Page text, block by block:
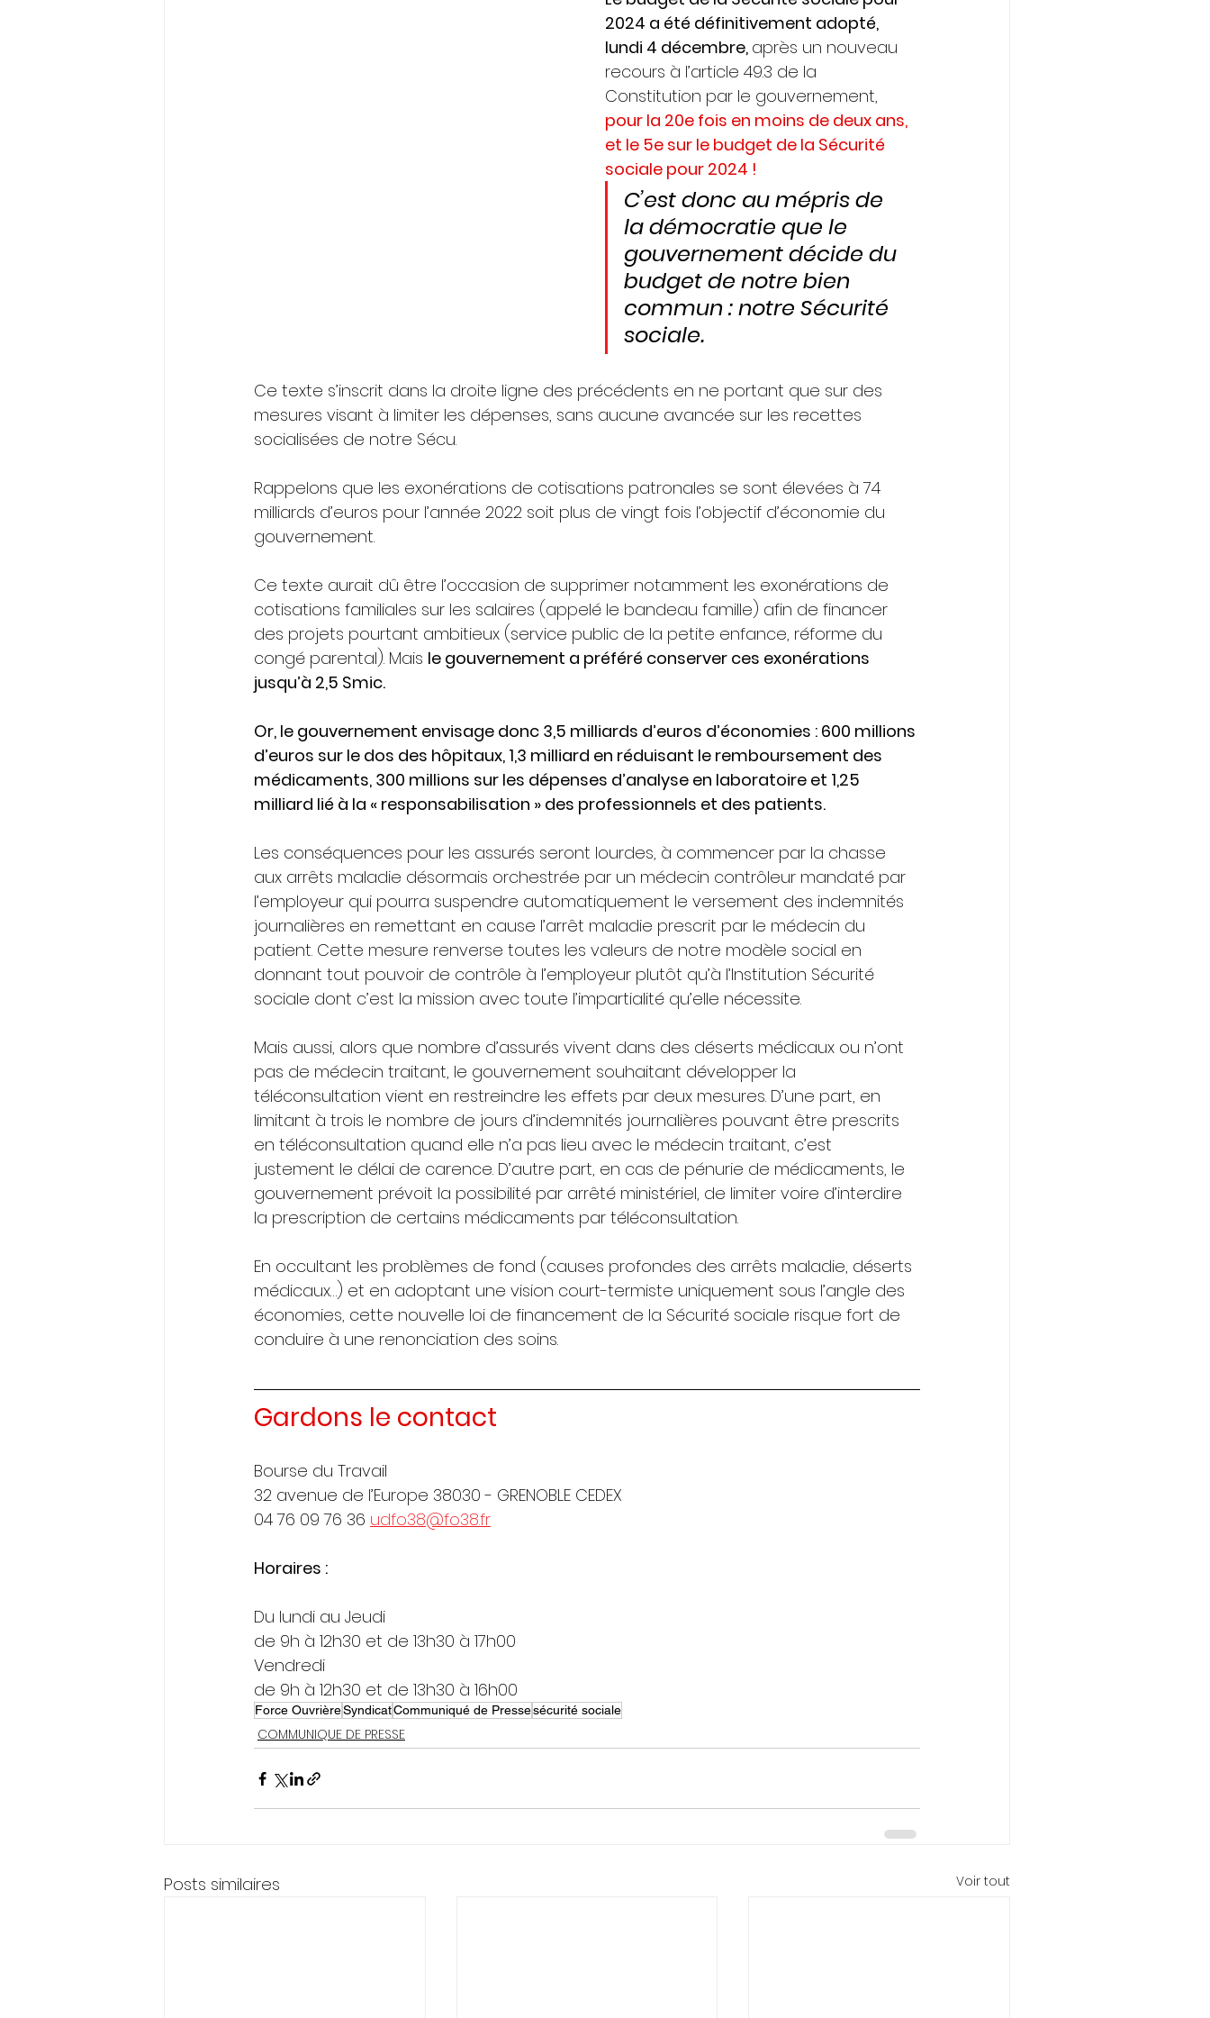
2024 a été définitivement adopté,
lundi 4 décembre, après un nouveau
recours à l’article 49.3 de la
Constitution par le gouvernement,
pour la 20e fois en moins de deux ans,
et le 5e sur le budget de la Sécurité
sociale pour 2024 !
C’est donc au mépris de
la démocratie que le
gouvernement décide du
budget de notre bien
commun : notre Sécurité
sociale.
Ce texte s’inscrit dans la droite ligne des précédents en ne portant que sur des
mesures visant à limiter les dépenses, sans aucune avancée sur les recettes
socialisées de notre Sécu.
Rappelons que les exonérations de cotisations patronales se sont élevées à 74
milliards d’euros pour l’année 2022 soit plus de vingt fois l’objectif d’économie du
gouvernement.
Ce texte aurait dû être l’occasion de supprimer notamment les exonérations de
cotisations familiales sur les salaires (appelé le bandeau famille) afin de financer
des projets pourtant ambitieux (service public de la petite enfance, réforme du
congé parental). Mais le gouvernement a préféré conserver ces exonérations
jusqu’à 2,5 Smic.
Or, le gouvernement envisage donc 3,5 milliards d’euros d’économies : 600 millions
d’euros sur le dos des hôpitaux, 1,3 milliard en réduisant le remboursement des
médicaments, 300 millions sur les dépenses d’analyse en laboratoire et 1,25
milliard lié à la « responsabilisation » des professionnels et des patients.
Les conséquences pour les assurés seront lourdes, à commencer par la chasse
aux arrêts maladie désormais orchestrée par un médecin contrôleur mandaté par
l’employeur qui pourra suspendre automatiquement le versement des indemnités
journalières en remettant en cause l’arrêt maladie prescrit par le médecin du
patient. Cette mesure renverse toutes les valeurs de notre modèle social en
donnant tout pouvoir de contrôle à l’employeur plutôt qu’à l’Institution Sécurité
sociale dont c’est la mission avec toute l’impartialité qu’elle nécessite.
Mais aussi, alors que nombre d’assurés vivent dans des déserts médicaux ou n’ont
pas de médecin traitant, le gouvernement souhaitant développer la
téléconsultation vient en restreindre les effets par deux mesures. D’une part, en
limitant à trois le nombre de jours d’indemnités journalières pouvant être prescrits
en téléconsultation quand elle n’a pas lieu avec le médecin traitant, c’est
justement le délai de carence. D’autre part, en cas de pénurie de médicaments, le
gouvernement prévoit la possibilité par arrêté ministériel, de limiter voire d’interdire
la prescription de certains médicaments par téléconsultation.
En occultant les problèmes de fond (causes profondes des arrêts maladie, déserts
médicaux…) et en adoptant une vision court-termiste uniquement sous l’angle des
économies, cette nouvelle loi de financement de la Sécurité sociale risque fort de
conduire à une renonciation des soins.
Gardons le contact
Bourse du Travail
32 avenue de l’Europe 38030 - GRENOBLE CEDEX
04 76 09 76 36 udfo38@fo38.fr
Horaires :
Du lundi au Jeudi
de 9h à 12h30 et de 13h30 à 17h00
Vendredi
de 9h à 12h30 et de 13h30 à 16h00
Force OuvrièreSyndicatCommuniqué de Pressesécurité sociale
COMMUNIQUE DE PRESSE
Posts similaires Voir tout